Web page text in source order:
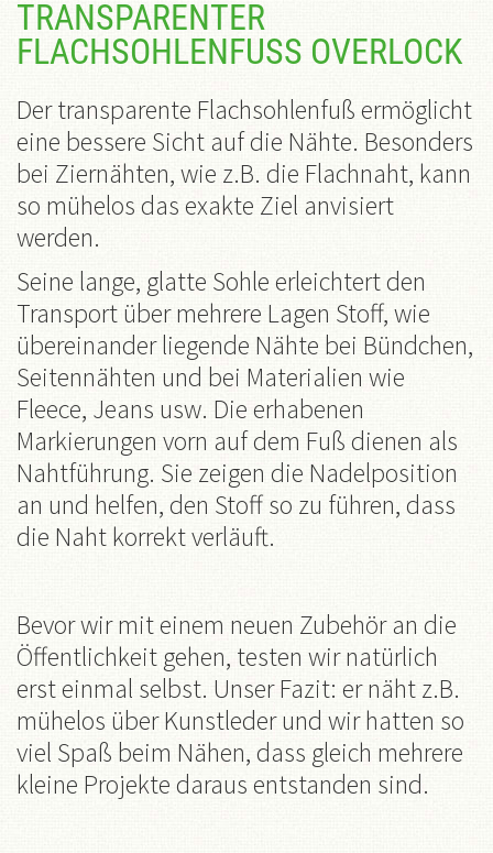
TRANSPARENTER
FLACHSOHLENFUSS OVERLOCK
Der transparente Flachsohlenfuß ermöglicht
eine bessere Sicht auf die Nähte. Besonders
bei Ziernähten, wie z.B. die Flachnaht, kann
so mühelos das exakte Ziel anvisiert
werden.
Seine lange, glatte Sohle erleichtert den
Transport über mehrere Lagen Stoff, wie
übereinander liegende Nähte bei Bündchen,
Seitennähten und bei Materialien wie
Fleece, Jeans usw. Die erhabenen
Markierungen vorn auf dem Fuß dienen als
Nahtführung. Sie zeigen die Nadelposition
an und helfen, den Stoff so zu führen, dass
die Naht korrekt verläuft.
Bevor wir mit einem neuen Zubehör an die
Öffentlichkeit gehen, testen wir natürlich
erst einmal selbst. Unser Fazit: er näht z.B.
mühelos über Kunstleder und wir hatten so
viel Spaß beim Nähen, dass gleich mehrere
kleine Projekte daraus entstanden sind.